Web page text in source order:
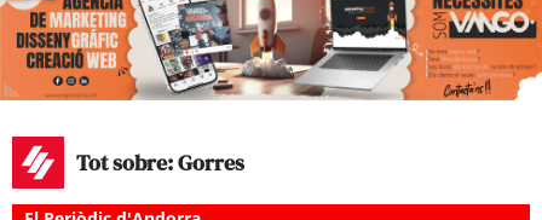
Tot sobre: Gorres